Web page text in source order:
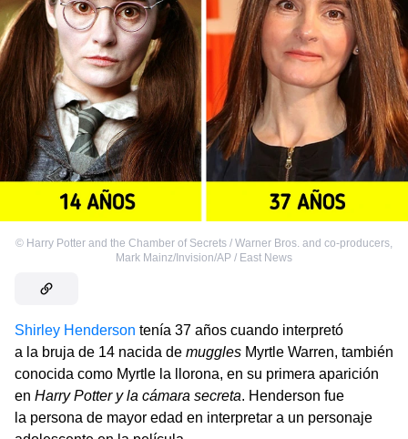
© Harry Potter and the Chamber of Secrets / Warner Bros. and co-producers,
Mark Mainz/Invision/AP / East News
Shirley Henderson tenía 37 años cuando interpretó
a la bruja de 14 nacida de muggles Myrtle Warren, también
conocida como Myrtle la llorona, en su primera aparición
en Harry Potter y la cámara secreta. Henderson fue
la persona de mayor edad en interpretar a un personaje